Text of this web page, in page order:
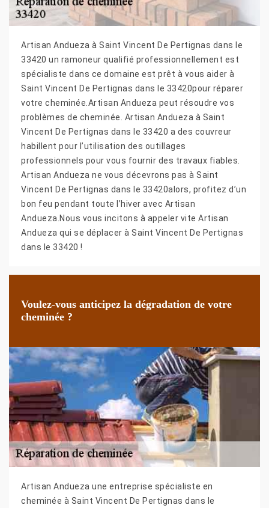
Artisan Andueza à Saint Vincent De Pertignas dans le
33420 un ramoneur qualifié professionnellement est
spécialiste dans ce domaine est prêt à vous aider à
Saint Vincent De Pertignas dans le 33420pour réparer
votre cheminée.Artisan Andueza peut résoudre vos
problèmes de cheminée. Artisan Andueza à Saint
Vincent De Pertignas dans le 33420 a des couvreur
habillent pour l’utilisation des outillages
professionnels pour vous fournir des travaux fiables.
Artisan Andueza ne vous décevrons pas à Saint
Vincent De Pertignas dans le 33420alors, profitez d’un
bon feu pendant toute l’hiver avec Artisan
Andueza.Nous vous incitons à appeler vite Artisan
Andueza qui se déplacer à Saint Vincent De Pertignas
dans le 33420 !
Voulez-vous anticipez la dégradation de votre
cheminée ?
Artisan Andueza une entreprise spécialiste en
cheminée à Saint Vincent De Pertignas dans le